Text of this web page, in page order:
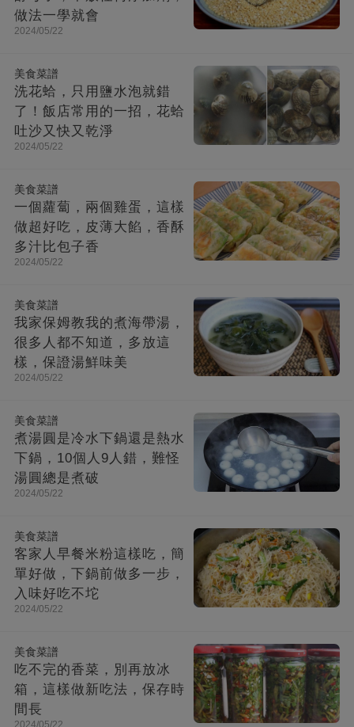
做法一學就會
2024/05/22
美食菜譜
洗花蛤，只用鹽水泡就錯
了！飯店常用的一招，花蛤
吐沙又快又乾淨
2024/05/22
美食菜譜
一個蘿蔔，兩個雞蛋，這樣
做超好吃，皮薄大餡，香酥
多汁比包子香
2024/05/22
美食菜譜
我家保姆教我的煮海帶湯，
很多人都不知道，多放這
樣，保證湯鮮味美
2024/05/22
美食菜譜
煮湯圓是冷水下鍋還是熱水
下鍋，10個人9人錯，難怪
湯圓總是煮破
2024/05/22
美食菜譜
客家人早餐米粉這樣吃，簡
單好做，下鍋前做多一步，
入味好吃不坨
2024/05/22
美食菜譜
吃不完的香菜，別再放冰
箱，這樣做新吃法，保存時
間長
2024/05/22